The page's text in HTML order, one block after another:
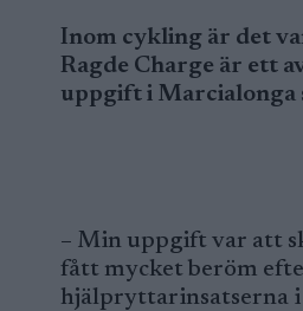
Inom cykling är det
Ragde Charge är ett
uppgift i Marcialonga
– Min uppgift var att
fått mycket beröm
hjälpryttarinsatserna i